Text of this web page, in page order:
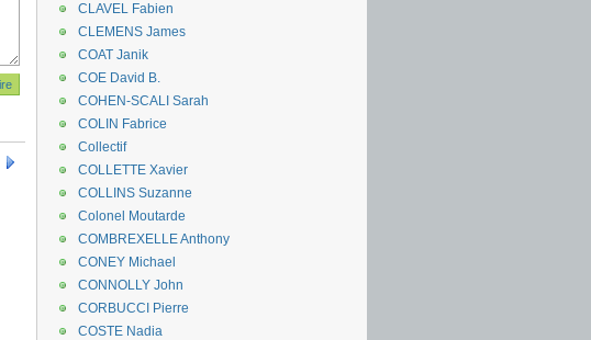
CLAVEL Fabien
CLEMENS James
COAT Janik
COE David B.
COHEN-SCALI Sarah
COLIN Fabrice
Collectif
COLLETTE Xavier
COLLINS Suzanne
Colonel Moutarde
COMBREXELLE Anthony
CONEY Michael
CONNOLLY John
CORBUCCI Pierre
COSTE Nadia